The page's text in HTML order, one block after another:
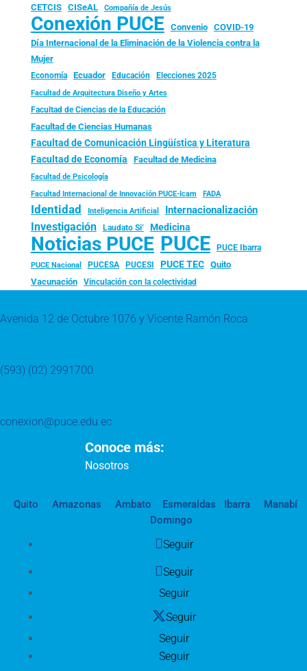
CETCIS CISeAL Compañía de Jesús
Conexión PUCE Convenio
COVID-19
Día Internacional de la Eliminación de la Violencia contra la
Mujer
Economía Ecuador Educación Elecciones 2025
Facultad de Arquitectura Diseño y Artes
Facultad de Ciencias de la Educación
Facultad de Ciencias Humanas
Facultad de Comunicación Lingüística y Literatura
Facultad de Economía Facultad de Medicina
Facultad de Psicología
Facultad Internacional de Innovación PUCE-Icam FADA
Identidad Inteligencia Artificial Internacionalización
Investigación Laudato Si’ Medicina
Noticias PUCE PUCE PUCE Ibarra
PUCE Nacional PUCESA PUCESI PUCE TEC
Quito
Vacunación
Vinculación con la colectividad
Avenida 12 de Octubre 1076 y Vicente Ramón Roca
(593) (02) 2991700
conexion@puce.edu.ec
Conoce más:
Nosotros
Quito Amazonas Ambato Esmeraldas Ibarra
Manabí
Domingo
Seguir
Seguir
Seguir
Seguir
Seguir
Seguir